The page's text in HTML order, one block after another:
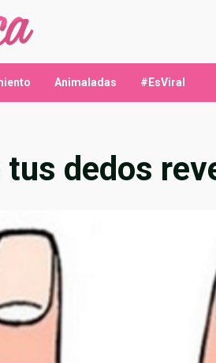
Animaladas #EsViral
tus dedos